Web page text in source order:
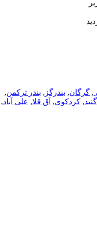
, گرگان,بندرگز, بندر ترکمن,
,کردکوی,آق قلا,علی آباد,